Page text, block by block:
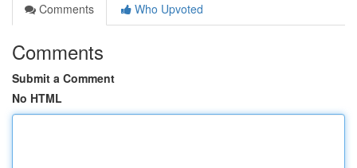
Comments
Who Upvoted
Comments
Submit a Comment
No HTML